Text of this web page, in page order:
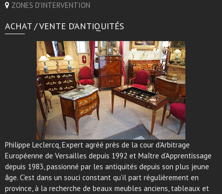
ZONES D'INTERVENTION
ACHAT / VENTE D’ANTIQUITÉS
Philippe Leclercq, Expert agréé près de la cour d’Arbitrage
Européenne de Versailles depuis 1992 et Maître d’Apprentissage
depuis 1983, passionné par les antiquités depuis son plus jeune
âge. C’est dans un souci constant qu’il part régulièrement en
province, à la recherche de beaux meubles anciens, tableaux et